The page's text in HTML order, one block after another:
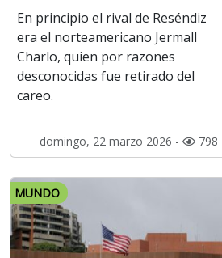
En principio el rival de Reséndiz
era el norteamericano Jermall
Charlo, quien por razones
desconocidas fue retirado del
careo.
domingo, 22 marzo 2026 - 798
MUNDO